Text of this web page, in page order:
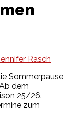
Rasch
Sommerpause,
dem
25/26.
zum